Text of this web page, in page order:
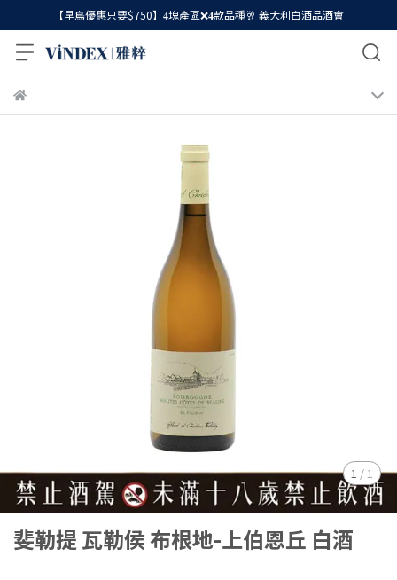
【早鳥優惠只要$750】𝟒塊產區❌𝟒款品種🥂 義大利白酒品酒會
1 / 1
斐勒提 瓦勒侯 布根地-上伯恩丘 白酒